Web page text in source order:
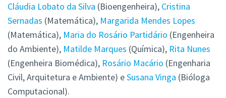
Cláudia Lobato da Silva (Bioengenheira), Cristina
Sernadas (Matemática), Margarida Mendes Lopes
(Matemática), Maria do Rosário Partidário (Engenheira
do Ambiente), Matilde Marques (Química), Rita Nunes
(Engenheira Biomédica), Rosário Macário (Engenharia
Civil, Arquitetura e Ambiente) eSusana Vinga (Bióloga
Computacional).